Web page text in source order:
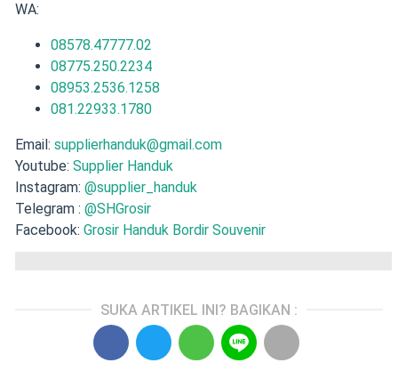
WA:
08578.47777.02
08775.250.2234
08953.2536.1258
081.22933.1780
Email: supplierhanduk@gmail.com
Youtube: Supplier Handuk
Instagram: @supplier_handuk
Telegram : @SHGrosir
Facebook: Grosir Handuk Bordir Souvenir
SUKA ARTIKEL INI? BAGIKAN :